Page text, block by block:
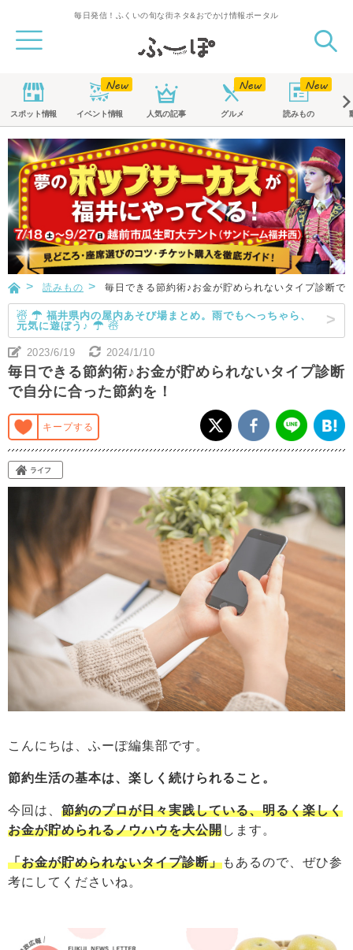
毎日発信！ふくいの旬な街ネタ&おでかけ情報ポータル
スポット情報 イベント情報 人気の記事 グルメ 読みもの
読みもの 毎日できる節約術♪お金が貯められないタイプ診断で
☃ ☂ 福井県内の屋内あそび場まとめ。雨でもへっちゃら、
元気に遊ぼう♪ ☂ ☃
2023/6/19 2024/1/10
毎日できる節約術♪お金が貯められないタイプ診断
で自分に合った節約を！
キープする
ライフ
こんにちは、ふーぽ編集部です。
節約生活の基本は、楽しく続けられること。
今回は、 節約のプロが日々実践している、明るく楽しく
お金が貯められるノウハウを大公開します。
「お金が貯められないタイプ診断」もあるので、ぜひ参
考にしてくださいね。